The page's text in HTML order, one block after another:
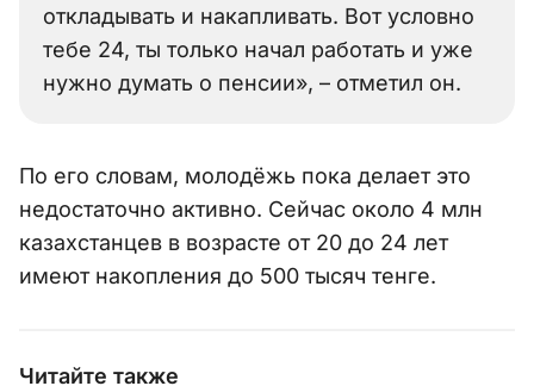
откладывать и накапливать. Вот условно
тебе 24, ты только начал работать и уже
нужно думать о пенсии», – отметил он.
По его словам, молодёжь пока делает это
недостаточно активно. Сейчас около 4 млн
казахстанцев в возрасте от 20 до 24 лет
имеют накопления до 500 тысяч тенге.
Читайте также